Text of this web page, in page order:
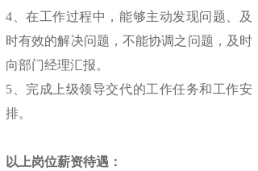
4、在工作过程中，能够主动发现问题、及
时有效的解决问题，不能协调之问题，及时
向部门经理汇报。
5、完成上级领导交代的工作任务和工作安
排。
以上岗位薪资待遇：